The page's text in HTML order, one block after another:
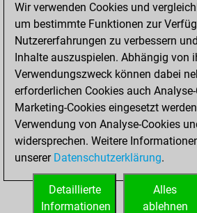
You
BeautyScore of 14
achieved a new
of 1588
Sonntag, Mai 1,
2022
You created
your Fritz account
Wir verwenden Cookies und
um bestimmte Funktionen zur
Nutzererfahrungen zu verbessern
Inhalte auszuspielen. Abhängig von
Verwendungszweck können dabei
erforderlichen Cookies auch
Marketing-Cookies eingesetzt
Verwendung von Analyse-Cookies
widersprechen. Weitere
unserer Datenschutzerklärung.
Alles
ablehnen
Detaillierte
Informationen